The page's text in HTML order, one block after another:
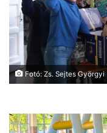
Fotó: Zs. Sejtes Györgyi